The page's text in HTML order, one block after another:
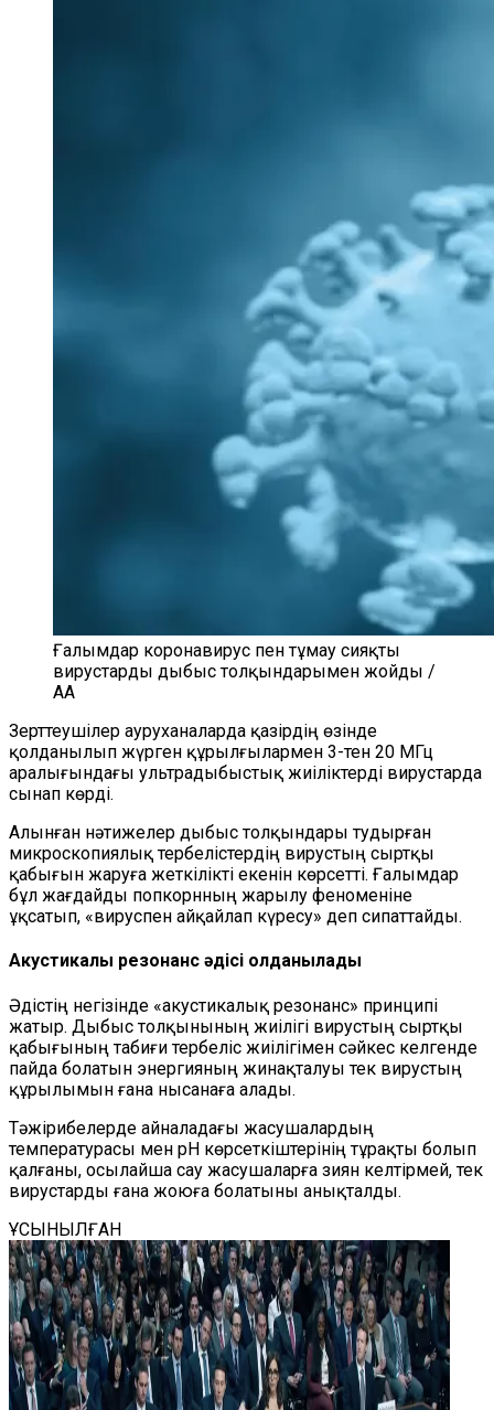
Ғалымдар коронавирус пен тұмау сияқты
вирустарды дыбыс толқындарымен жойды /
AA
Зерттеушілер ауруханаларда қазірдің өзінде
қолданылып жүрген құрылғылармен 3-тен 20 МГц
аралығындағы ультрадыбыстық жиіліктерді вирустарда
сынап көрді.
Алынған нәтижелер дыбыс толқындары тудырған
микроскопиялық тербелістердің вирустың сыртқы
қабығын жаруға жеткілікті екенін көрсетті. Ғалымдар
бұл жағдайды попкорнның жарылу феноменіне
ұқсатып, «вируспен айқайлап күресу» деп сипаттайды.
Акустикалық резонанс әдісі қолданылады
Әдістің негізінде «акустикалық резонанс» принципі
жатыр. Дыбыс толқынының жиілігі вирустың сыртқы
қабығының табиғи тербеліс жиілігімен сәйкес келгенде
пайда болатын энергияның жинақталуы тек вирустың
құрылымын ғана нысанаға алады.
Тәжірибелерде айналадағы жасушалардың
температурасы мен pH көрсеткіштерінің тұрақты болып
қалғаны, осылайша сау жасушаларға зиян келтірмей, тек
вирустарды ғана жоюға болатыны анықталды.
ҰСЫНЫЛҒАН